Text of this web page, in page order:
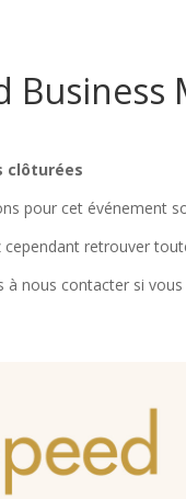
Business
clôturées
pour cet événement
cependant retrouver
à nous contacter si